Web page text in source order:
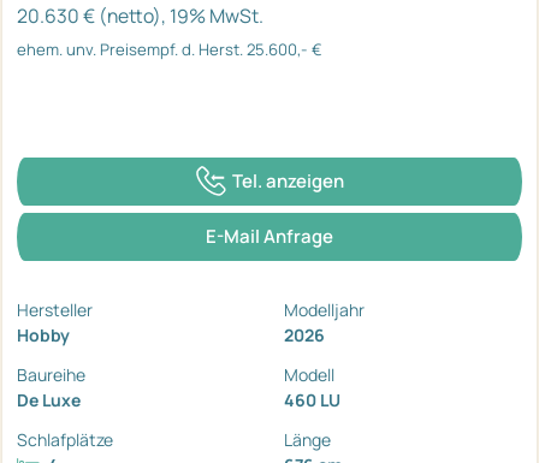
20.630 € (netto), 19% MwSt.
ehem. unv. Preisempf. d. Herst. 25.600,- €
Tel. anzeigen
E-Mail Anfrage
Hersteller
Hobby
Modelljahr
2026
Baureihe
De Luxe
Modell
460 LU
Schlafplätze
Länge